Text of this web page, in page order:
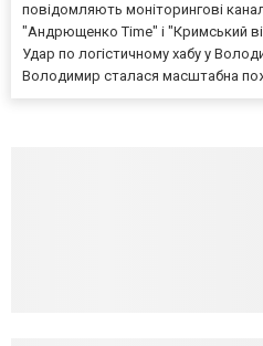
повідомляють моніторингові
"Андрющенко Time" і "Кримський
Удар по логістичному хабу у
Володимир сталася масштабна